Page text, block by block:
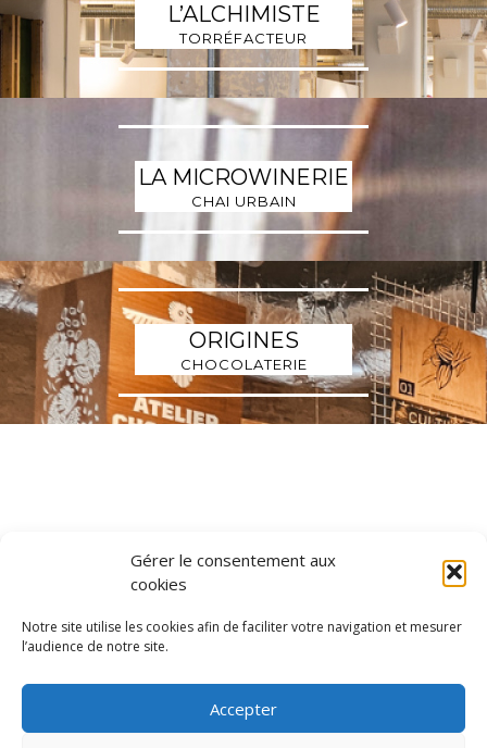
Gérer le consentement aux
cookies
Notre site utilise les cookies afin de faciliter votre navigation et mesurer
l’audience de notre site.
Accepter
L’ALCHIMISTE
TORRÉFACTEUR
LA MICROWINERIE
CHAI URBAIN
ORIGINES
CHOCOLATERIE
DARWIN RECRUTE
STOP-TOXIC